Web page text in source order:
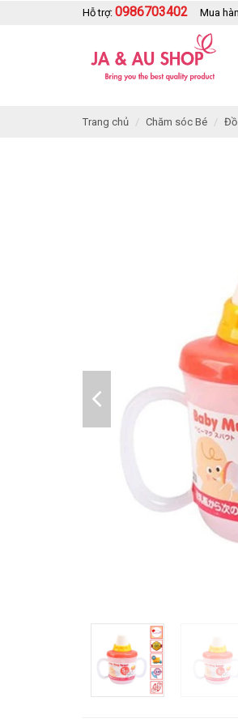
Hỗ trợ: 0986703402 Mua
Trang chủ Chăm sóc Bé